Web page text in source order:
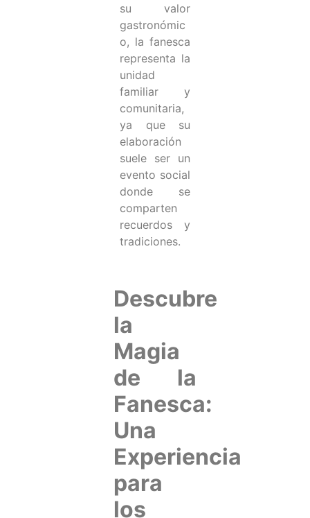
su valor
gastronómic
o, la fanesca
representa la
unidad
familiar y
comunitaria,
ya que su
elaboración
suele ser un
evento social
donde se
comparten
recuerdos y
tradiciones.
Descubre
la
Magia
de la
Fanesca:
Una
Experiencia
para
los